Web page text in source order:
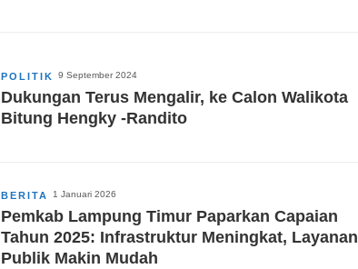
POLITIK 9 September 2024
Dukungan Terus Mengalir, ke Calon Walikota
Bitung Hengky -Randito
BERITA 1 Januari 2026
Pemkab Lampung Timur Paparkan Capaian
Tahun 2025: Infrastruktur Meningkat, Layanan
Publik Makin Mudah